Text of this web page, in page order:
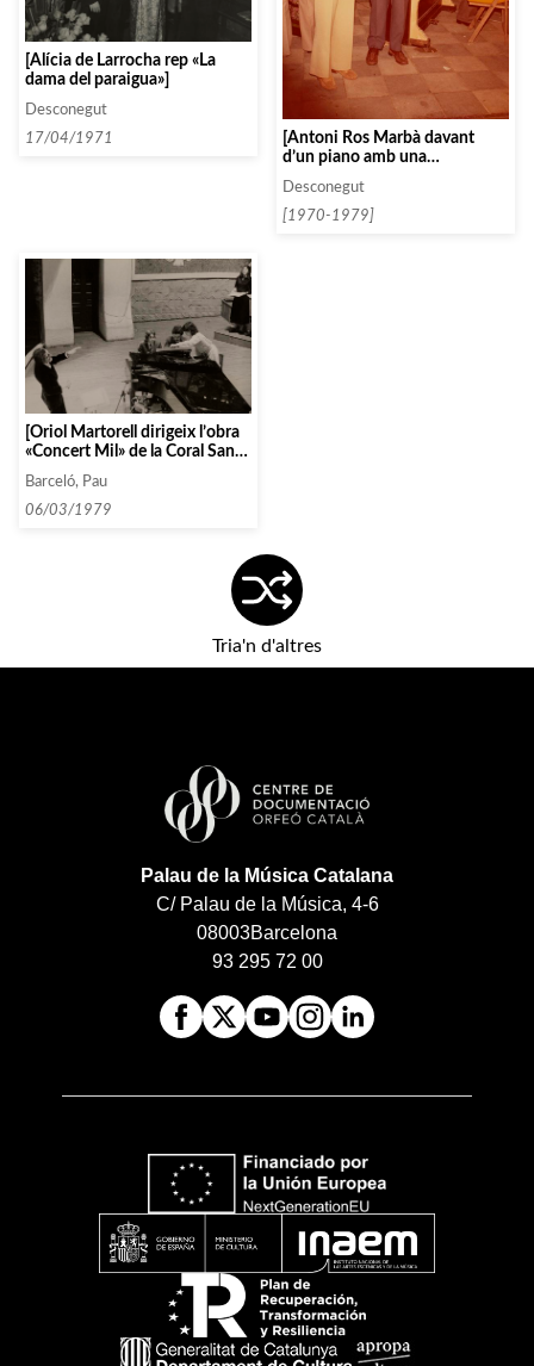
[Alícia de Larrocha rep «La
dama del paraigua»]
Desconegut
17/04/1971
[Antoni Ros Marbà davant
d’un piano amb una
Desconegut
[1970-1979]
[Oriol Martorell dirigeix l’obra
«Concert Mil» de la Coral Sant
Jordi amb Antoni Ros Marbà al
piano]
Barceló, Pau
06/03/1979
Tria'n d'altres
Palau de la Música Catalana
C/ Palau de la Música, 4-6
08003Barcelona
93 295 72 00